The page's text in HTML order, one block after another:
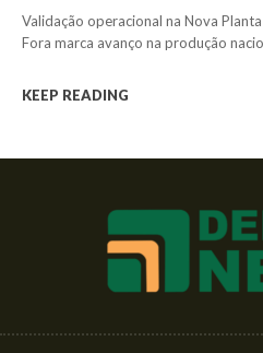
Validação operacional na Nova
Fora marca avanço na produção
KEEP READING